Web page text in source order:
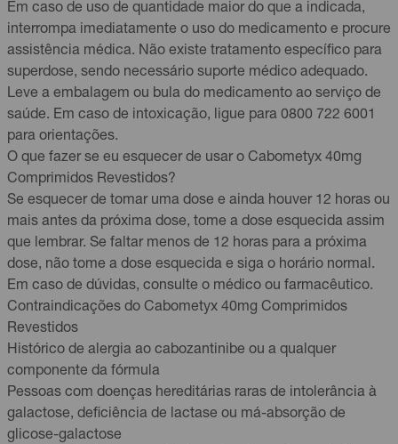
Em caso de uso de quantidade maior do que a indicada,
interrompa imediatamente o uso do medicamento e procure
assistência médica. Não existe tratamento específico para
superdose, sendo necessário suporte médico adequado.
Leve a embalagem ou bula do medicamento ao serviço de
saúde. Em caso de intoxicação, ligue para 0800 722 6001
para orientações.
O que fazer se eu esquecer de usar o Cabometyx 40mg
Comprimidos Revestidos?
Se esquecer de tomar uma dose e ainda houver 12 horas ou
mais antes da próxima dose, tome a dose esquecida assim
que lembrar. Se faltar menos de 12 horas para a próxima
dose, não tome a dose esquecida e siga o horário normal.
Em caso de dúvidas, consulte o médico ou farmacêutico.
Contraindicações do Cabometyx 40mg Comprimidos
Revestidos
Histórico de alergia ao cabozantinibe ou a qualquer
componente da fórmula
Pessoas com doenças hereditárias raras de intolerância à
galactose, deficiência de lactase ou má-absorção de
glicose-galactose